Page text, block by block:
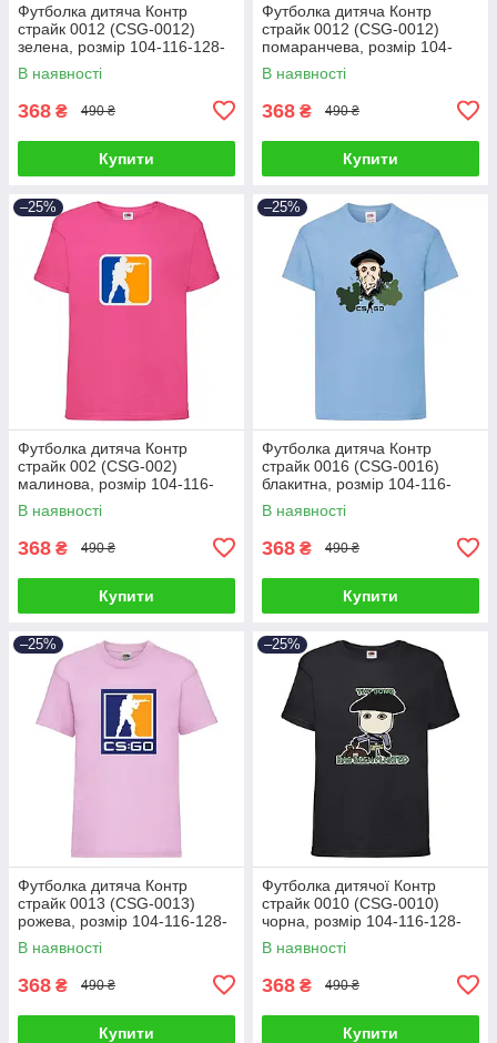
Футболка дитяча Контр
страйк 0012 (CSG-0012)
зелена, розмір 104-116-128-
140-152-164
В наявності
368 ₴ 490 ₴
Купити
Футболка дитяча Контр
страйк 0012 (CSG-0012)
помаранчева, розмір 104-
116-128-140-152-164
В наявності
368 ₴ 490 ₴
Купити
–25%
Футболка дитяча Контр
страйк 002 (CSG-002)
малинова, розмір 104-116-
128-140-152-164
В наявності
368 ₴ 490 ₴
Купити
–25%
Футболка дитяча Контр
страйк 0016 (CSG-0016)
блакитна, розмір 104-116-
128-140-152-164
В наявності
368 ₴ 490 ₴
Купити
–25%
Футболка дитяча Контр
страйк 0013 (CSG-0013)
рожева, розмір 104-116-128-
140-152-164
В наявності
368 ₴ 490 ₴
Купити
–25%
Футболка дитячої Контр
страйк 0010 (CSG-0010)
чорна, розмір 104-116-128-
140-152-164
В наявності
368 ₴ 490 ₴
Купити